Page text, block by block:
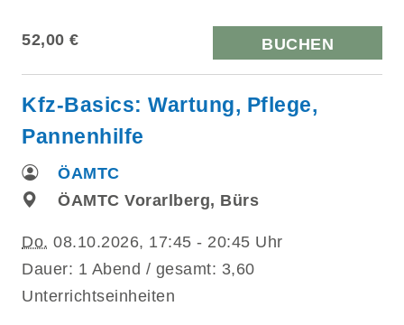
52,00 € BUCHEN
Kfz-Basics: Wartung, Pflege,
Pannenhilfe
ÖAMTC
ÖAMTC Vorarlberg, Bürs
Do. 08.10.2026, 17:45 - 20:45 Uhr
Dauer: 1 Abend / gesamt: 3,60
Unterrichtseinheiten